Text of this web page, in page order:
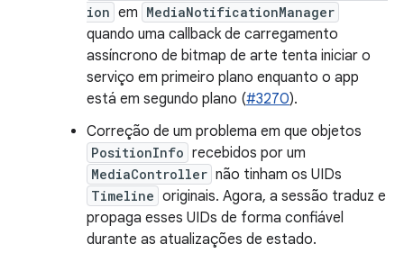
ion em MediaNotificationManager
quando uma callback de carregamento
assíncrono de bitmap de arte tenta iniciar o
serviço em primeiro plano enquanto o app
está em segundo plano (#3270).
Correção de um problema em que objetos
PositionInfo recebidos por um
MediaController não tinham os UIDs
Timeline originais. Agora, a sessão traduz e
propaga esses UIDs de forma confiável
durante as atualizações de estado.